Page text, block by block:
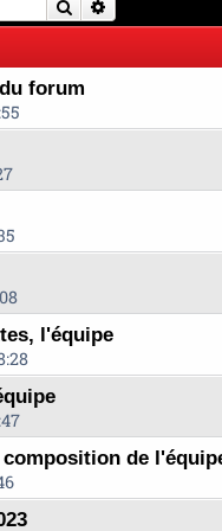
Rechercher
forum
l'équipe
composition de